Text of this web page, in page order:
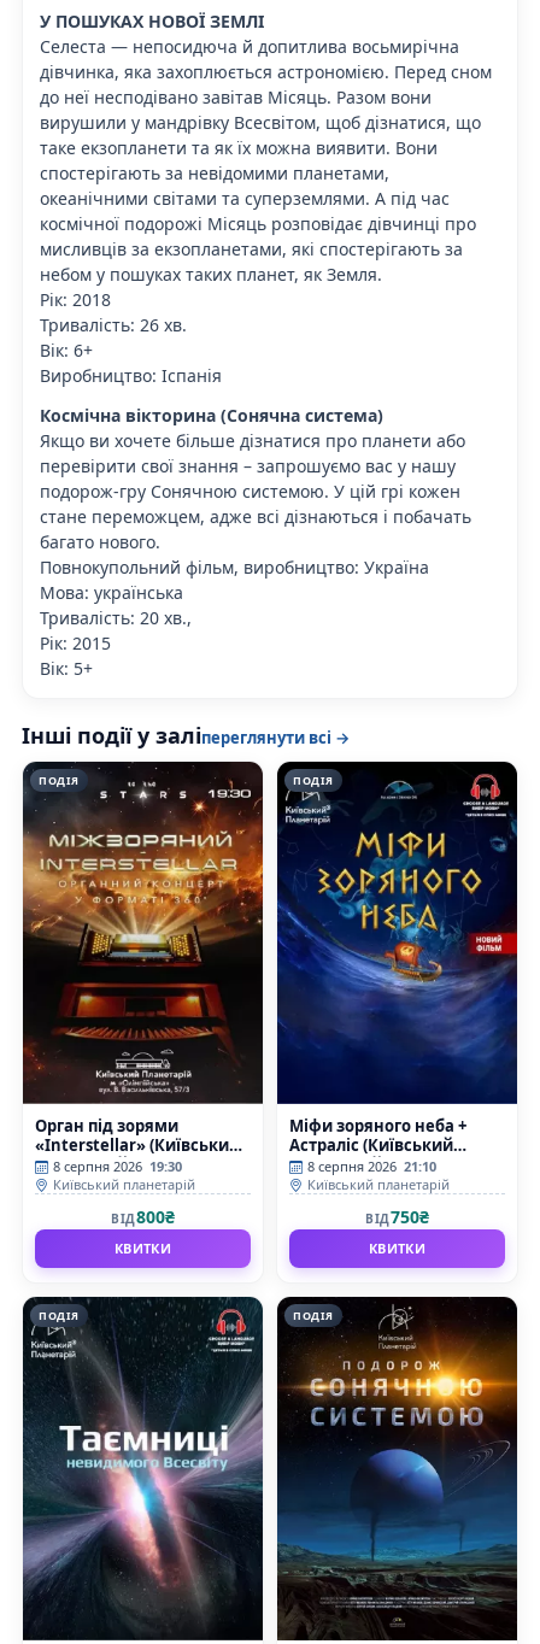
У ПОШУКАХ НОВОЇ ЗЕМЛІ
Селеста — непосидюча й допитлива восьмирічна
дівчинка, яка захоплюється астрономією. Перед сном
до неї несподівано завітав Місяць. Разом вони
вирушили у мандрівку Всесвітом, щоб дізнатися, що
таке екзопланети та як їх можна виявити. Вони
спостерігають за невідомими планетами,
океанічними світами та суперземлями. А під час
космічної подорожі Місяць розповідає дівчинці про
мисливців за екзопланетами, які спостерігають за
небом у пошуках таких планет, як Земля.
Рік: 2018
Тривалість: 26 хв.
Вік: 6+
Виробництво: Іспанія
Космічна вікторина (Сонячна система)
Якщо ви хочете більше дізнатися про планети або
перевірити свої знання – запрошуємо вас у нашу
подорож-гру Сонячною системою. У цій грі кожен
стане переможцем, адже всі дізнаються і побачать
багато нового.
Повнокупольний фільм, виробництво: Україна
Мова: українська
Тривалість: 20 хв.,
Рік: 2015
Вік: 5+
Інші події у заліпереглянути всі →
ПОДІЯ
Орган під зорями
«Interstellar» (Київський
планетарій)
8 серпня 2026 19:30
Київський планетарій
ВІД800₴
КВИТКИ
ПОДІЯ
Міфи зоряного неба +
Астраліс (Київський
планетарій)
8 серпня 2026 21:10
Київський планетарій
ВІД750₴
КВИТКИ
ПОДІЯ ПОДІЯ